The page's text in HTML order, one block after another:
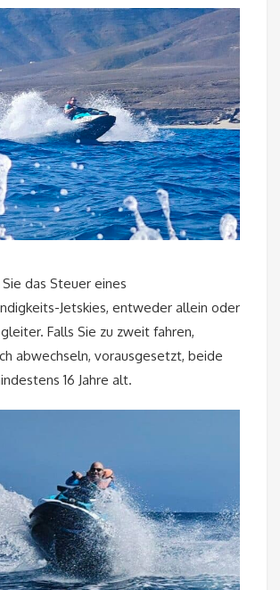
das Steuer eines
Jetskies, entweder allein oder
Falls Sie zu zweit fahren,
abwechseln, vorausgesetzt, beide
16 Jahre alt.